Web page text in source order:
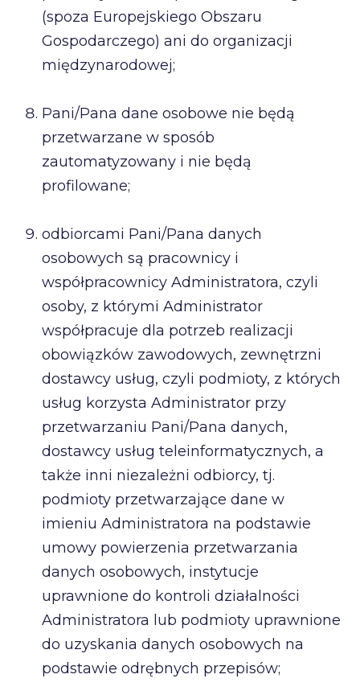
(spoza Europejskiego Obszaru
Gospodarczego) ani do organizacji
międzynarodowej;
Pani/Pana dane osobowe nie będą
przetwarzane w sposób
zautomatyzowany i nie będą
profilowane;
odbiorcami Pani/Pana danych
osobowych są pracownicy i
współpracownicy Administratora, czyli
osoby, z którymi Administrator
współpracuje dla potrzeb realizacji
obowiązków zawodowych, zewnętrzni
dostawcy usług, czyli podmioty, z których
usług korzysta Administrator przy
przetwarzaniu Pani/Pana danych,
dostawcy usług teleinformatycznych, a
także inni niezależni odbiorcy, tj.
podmioty przetwarzające dane w
imieniu Administratora na podstawie
umowy powierzenia przetwarzania
danych osobowych, instytucje
uprawnione do kontroli działalności
Administratora lub podmioty uprawnione
do uzyskania danych osobowych na
podstawie odrębnych przepisów;